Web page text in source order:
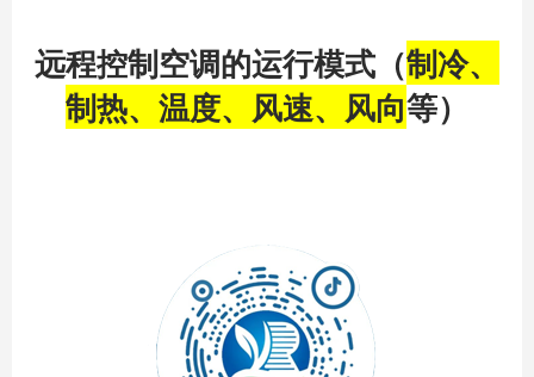
远程控制空调的运行模式（制冷、
制热、温度、风速、风向等）